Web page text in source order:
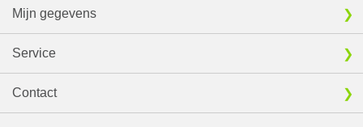
Mijn gegevens
Service
Contact